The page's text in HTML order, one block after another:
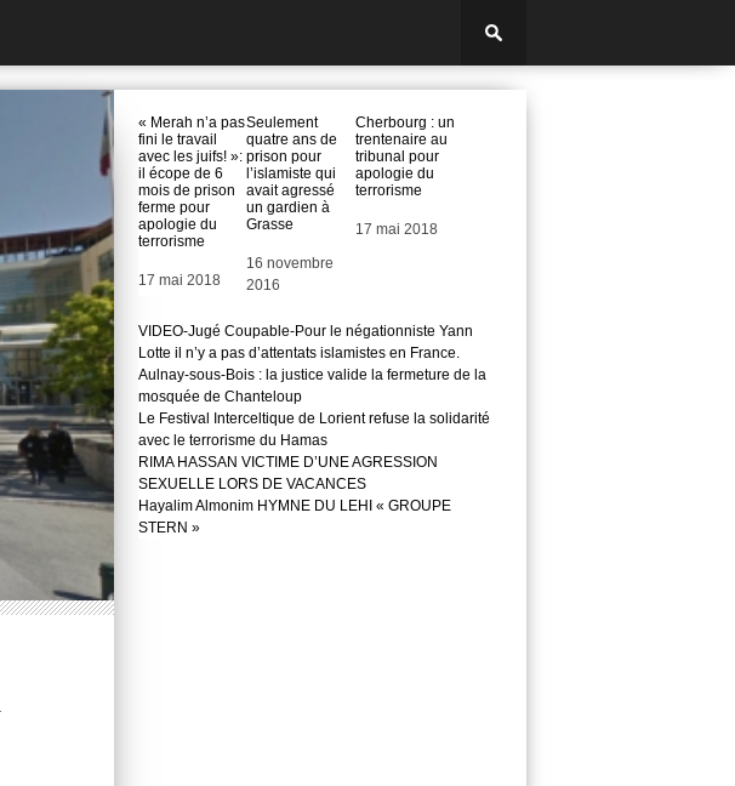
« Merah n’a pas
fini le travail
avec les juifs! »:
il écope de 6
mois de prison
ferme pour
apologie du
terrorisme
Date
17 mai 2018
Seulement
quatre ans de
prison pour
l’islamiste qui
avait agressé
un gardien à
Grasse
Date
16 novembre
2016
Cherbourg : un
trentenaire au
tribunal pour
apologie du
terrorisme
Date
17 mai 2018
VIDEO-Jugé Coupable-Pour le négationniste Yann
Lotte il n’y a pas d’attentats islamistes en France.
Aulnay-sous-Bois : la justice valide la fermeture de la
mosquée de Chanteloup
Le Festival Interceltique de Lorient refuse la solidarité
avec le terrorisme du Hamas
RIMA HASSAN VICTIME D’UNE AGRESSION
SEXUELLE LORS DE VACANCES
Hayalim Almonim HYMNE DU LEHI « GROUPE
STERN »